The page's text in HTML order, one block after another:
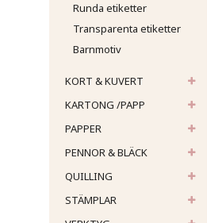
Runda etiketter
Transparenta etiketter
Barnmotiv
KORT & KUVERT
KARTONG /PAPP
PAPPER
PENNOR & BLÄCK
QUILLING
STÄMPLAR